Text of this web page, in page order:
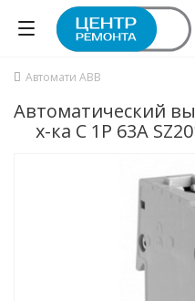
Автомати ABB
Автоматический
х-ка C 1P 63А